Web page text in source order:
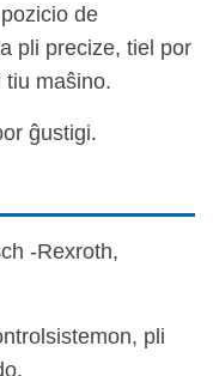
de
pli precize, tiel por
tiu maŝino.
ĝustigi.
-Rexroth,
pli